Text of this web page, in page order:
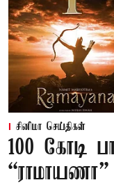
சினிமா செய்திகள்
100 கோடி